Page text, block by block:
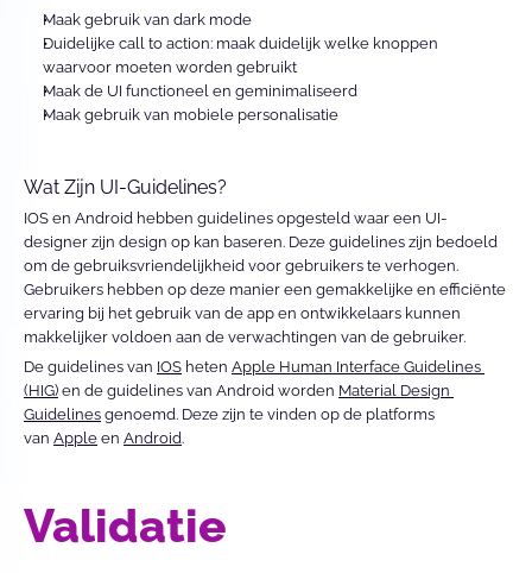
Maak gebruik van dark mode
Duidelijke call to action: maak duidelijk welke knoppen
waarvoor moeten worden gebruikt
Maak de UI functioneel en geminimaliseerd
Maak gebruik van mobiele personalisatie
Wat Zijn UI-Guidelines?
IOS en Android hebben guidelines opgesteld waar een UI-
designer zijn design op kan baseren. Deze guidelines zijn bedoeld
om de gebruiksvriendelijkheid voor gebruikers te verhogen.
Gebruikers hebben op deze manier een gemakkelijke en efficiënte
ervaring bij het gebruik van de app en ontwikkelaars kunnen
makkelijker voldoen aan de verwachtingen van de gebruiker.
De guidelines van IOS heten Apple Human Interface Guidelines
(HIG) en de guidelines van Android worden Material Design
Guidelines genoemd. Deze zijn te vinden op de platforms
van Apple en Android.
Validatie